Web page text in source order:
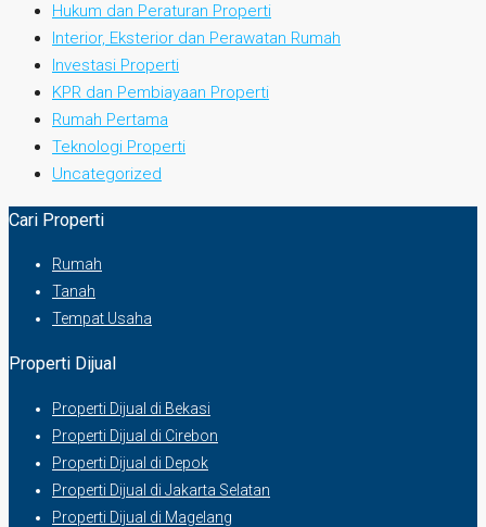
Hukum dan Peraturan Properti
Interior, Eksterior dan Perawatan Rumah
Investasi Properti
KPR dan Pembiayaan Properti
Rumah Pertama
Teknologi Properti
Uncategorized
Cari Properti
Rumah
Tanah
Tempat Usaha
Properti Dijual
Properti Dijual di Bekasi
Properti Dijual di Cirebon
Properti Dijual di Depok
Properti Dijual di Jakarta Selatan
Properti Dijual di Magelang